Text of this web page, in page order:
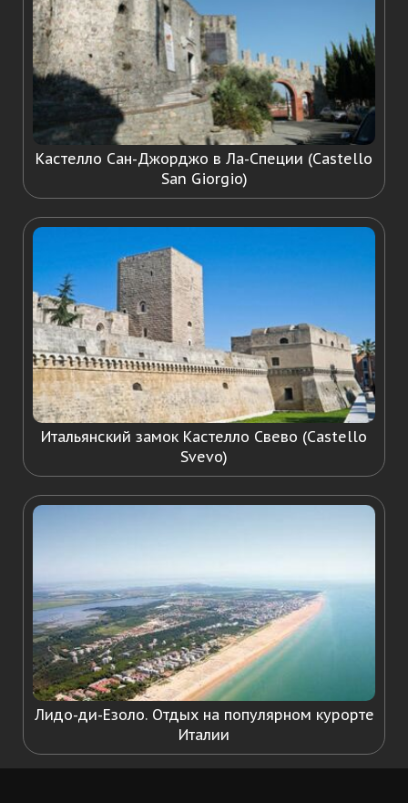
Кастелло Сан-Джорджо в Ла-Специи (Castello
San Giorgio)
Итальянский замок Кастелло Свево (Castello
Svevo)
Лидо-ди-Езоло. Отдых на популярном курорте
Италии